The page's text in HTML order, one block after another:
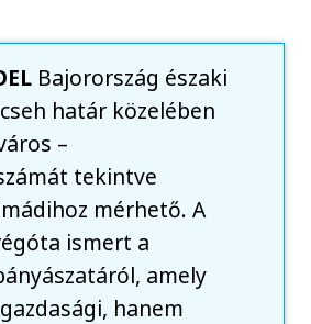
Bajorország északi
határ közelében
–
tekintve
mérhető. A
ismert a
amely
hanem